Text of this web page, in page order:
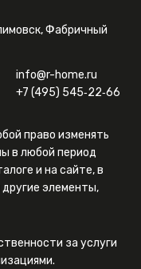
Фабричный
info@r-home.ru
+7 (495) 545‑22‑66
право изменять
в любой период
и на сайте, в
элементы,
за услуги